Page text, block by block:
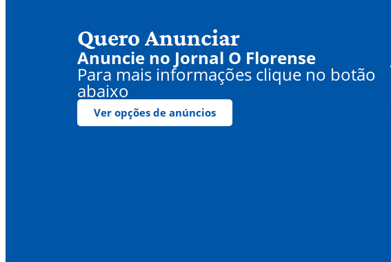
Quero Anunciar
Anuncie no Jornal O Florense
Para mais informações clique no botão
abaixo
Ver opções de anúncios